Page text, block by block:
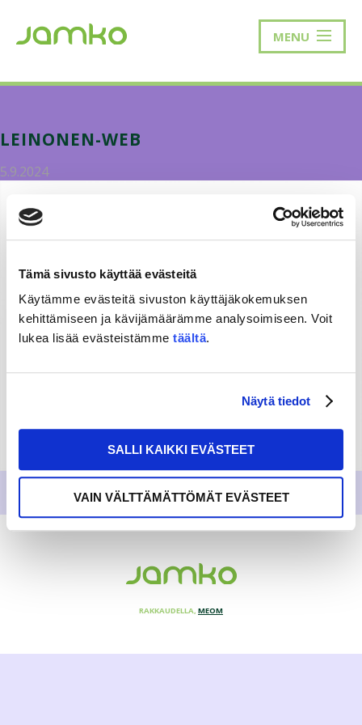
Tämä sivusto käyttää evästeitä
Käytämme evästeitä sivuston käyttäjäkokemuksen
kehittämiseen ja kävijämäärämme analysoimiseen. Voit
lukea lisää evästeistämme täältä.
Näytä tiedot
SALLI KAIKKI EVÄSTEET
VAIN VÄLTTÄMÄTTÖMÄT EVÄSTEET
MENU
LEINONEN-WEB
5.9.2024
RAKKAUDELLA, MEOM